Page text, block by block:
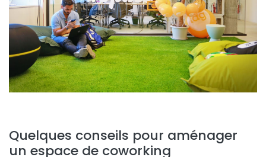
Quelques conseils pour aménager
un espace de coworking